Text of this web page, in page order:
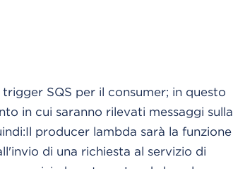
SQS per il consumer; in questo
in cui saranno rilevati messaggi sulla
producer lambda sarà la funzione
di una richiesta al servizio di